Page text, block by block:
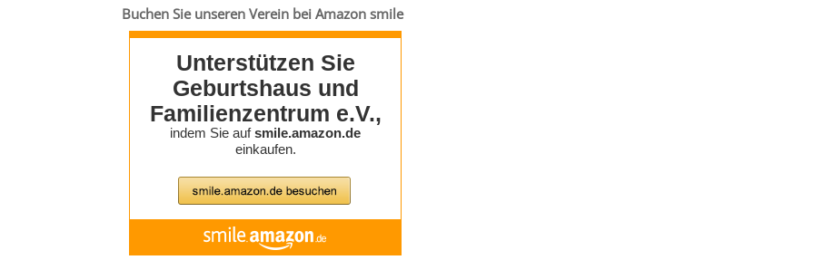
Buchen Sie unseren Verein bei Amazon smile